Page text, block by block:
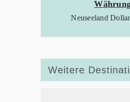
Neuseeland
Weitere